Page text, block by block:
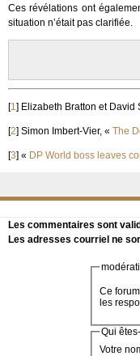
Ces révélations ont
situation n’était pas clarifiée.
[1] Elizabeth Bratton et David
[2] Simon Imbert-Vier, « The
[3] « DP World boss leaves
Les commentaires sont
Les adresses courriel ne
Ce
les
Qui
Votre